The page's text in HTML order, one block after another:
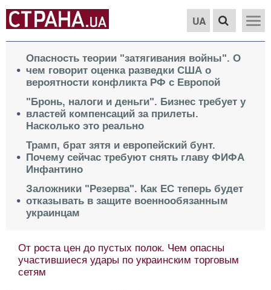
UA
Опасность теории "затягивания войны". О
чем говорит оценка разведки США о
вероятности конфликта РФ с Европой
"Бронь, налоги и деньги". Бизнес требует у
властей компенсаций за прилеты.
Насколько это реально
Трамп, брат зятя и европейский бунт.
Почему сейчас требуют снять главу ФИФА
Инфантино
Заложники "Резерва". Как ЕС теперь будет
отказывать в защите военнообязанным
украинцам
От роста цен до пустых полок. Чем опасны
участившиеся удары по украинским торговым
сетям